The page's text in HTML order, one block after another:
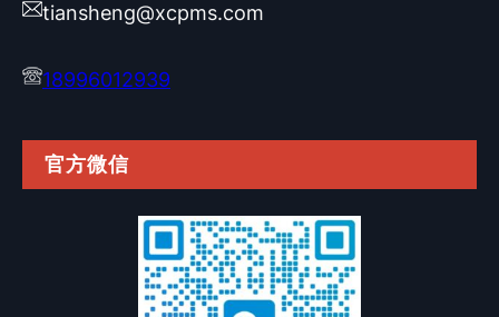
tiansheng@xcpms.com
18996012939
官方微信